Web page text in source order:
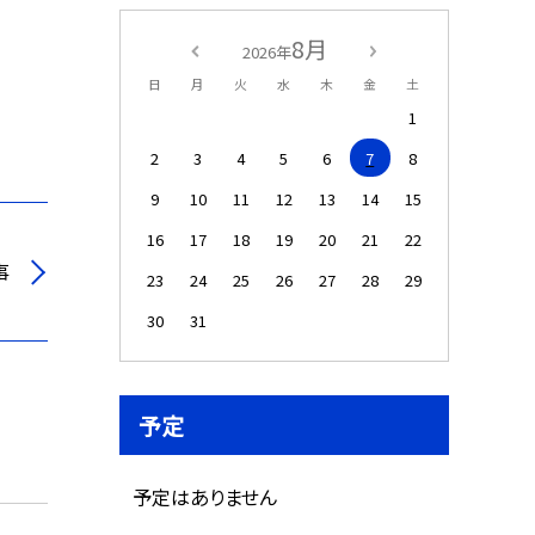
2026年8月
日 月 火 水 木 金 土
1
2
3 4 5 6 7
8
9
10 11 12 13 14
15
16
17 18 19 20 21
22
23
24 25 26 27 28
29
30
31
予定
予定はありません